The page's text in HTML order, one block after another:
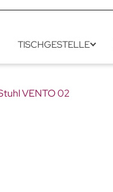
TISCHGESTELLE
VENTO 02